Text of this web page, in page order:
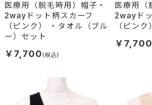
医療用（脱毛時用）帽子・
2wayドット柄スカーフ
（ピンク） ・タオル（ブル
ー）セット
￥7,700
医療用（
2wayド
（ピン
￥7,700